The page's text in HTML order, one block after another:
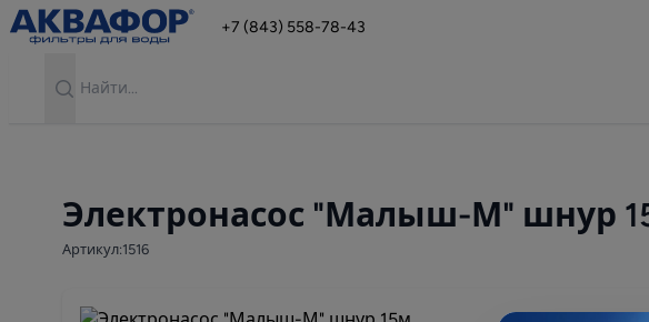
+7 (843) 558-78-43
Электронасос "Малыш-М" шнур
Артикул:1516